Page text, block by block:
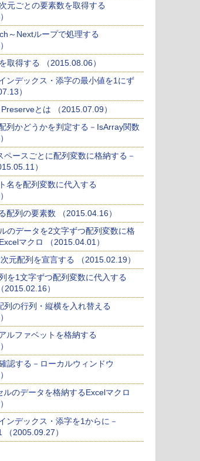
元ごとの要素数を取得する
～Nextループで処理する
取得する （2015.08.06）
ンデックス・添字の最小値を1にず
）
とは （2015.07.09）
列かどうかを判定する－IsArray関数
ペースごとに配列変数に格納する－
）
名を配列変数に代入する
配列の要素数 （2015.04.16）
のデータを2文字ずつ配列変数に格
マクロ （2015.04.01）
元配列を宣言する （2015.02.19）
を1文字ずつ配列変数に代入する
2015.02.16）
列の行列・縦横を入れ替える
ルファベットを格納する
認する－ローカルウィンドウ
ルのデータを格納するExcelマクロ
ンデックス・添字を1からに－
2005.09.27）